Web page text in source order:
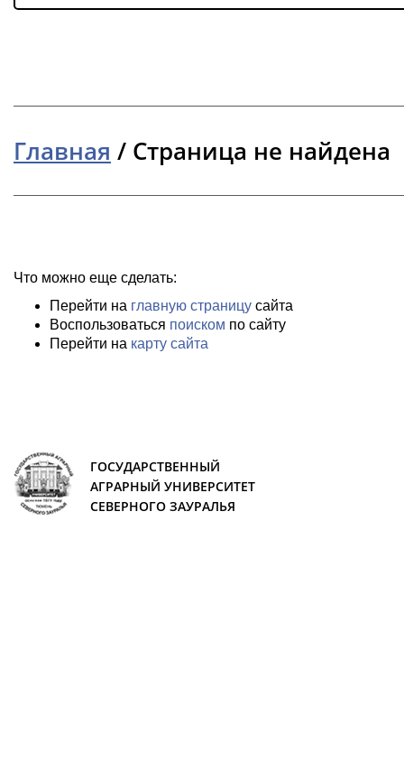
Главная / Страница не найдена
Что можно еще сделать:
Перейти на главную страницу сайта
Воспользоваться поиском по сайту
Перейти на карту сайта
ГОСУДАРСТВЕННЫЙ
АГРАРНЫЙ УНИВЕРСИТЕТ
СЕВЕРНОГО ЗАУРАЛЬЯ